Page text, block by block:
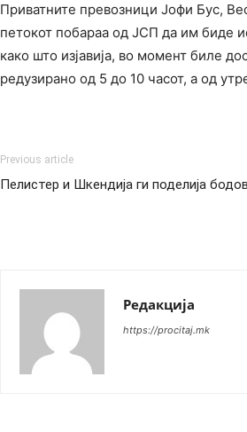
Приватните превозници Јофи Бус,
петокот побараа од ЈСП да им биде
како што изјавија, во момент биле
редузирано од 5 до 10 часот, а од
Previous article
Пелистер и Шкендија ги поделија
Редакција
https://procitaj.mk